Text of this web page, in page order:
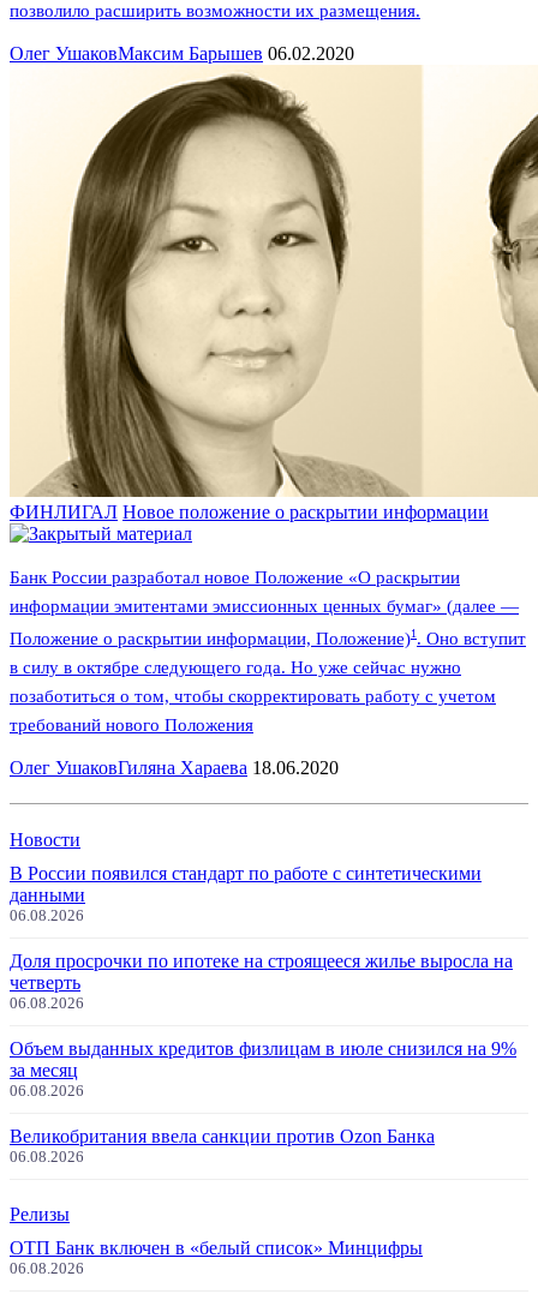
позволило расширить возможности их размещения.
Олег УшаковМаксим Барышев 06.02.2020
ФИНЛИГАЛ Новое положение о раскрытии информации
Банк России разработал новое Положение «О раскрытии
информации эмитентами эмиссионных ценных бумаг» (далее —
Положение о раскрытии информации, Положение)1. Оно вступит
в силу в октябре следующего года. Но уже сейчас нужно
позаботиться о том, чтобы скорректировать работу с учетом
требований нового Положения
Олег УшаковГиляна Хараева 18.06.2020
Новости
В России появился стандарт по работе с синтетическими
данными
06.08.2026
Доля просрочки по ипотеке на строящееся жилье выросла на
четверть
06.08.2026
Объем выданных кредитов физлицам в июле снизился на 9%
за месяц
06.08.2026
Великобритания ввела санкции против Ozon Банка
06.08.2026
Релизы
ОТП Банк включен в «белый список» Минцифры
06.08.2026